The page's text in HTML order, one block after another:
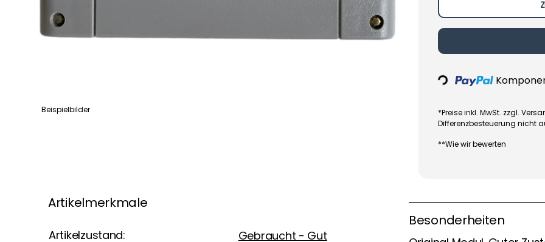
Beispielbilder Loading...
*Preise inkl. MwSt. zzgl.
Differenzbesteuerung nicht
**Wie wir bewerten
Artikelmerkmale
Artikelzustand: Gebraucht - Gut
Besonderheiten